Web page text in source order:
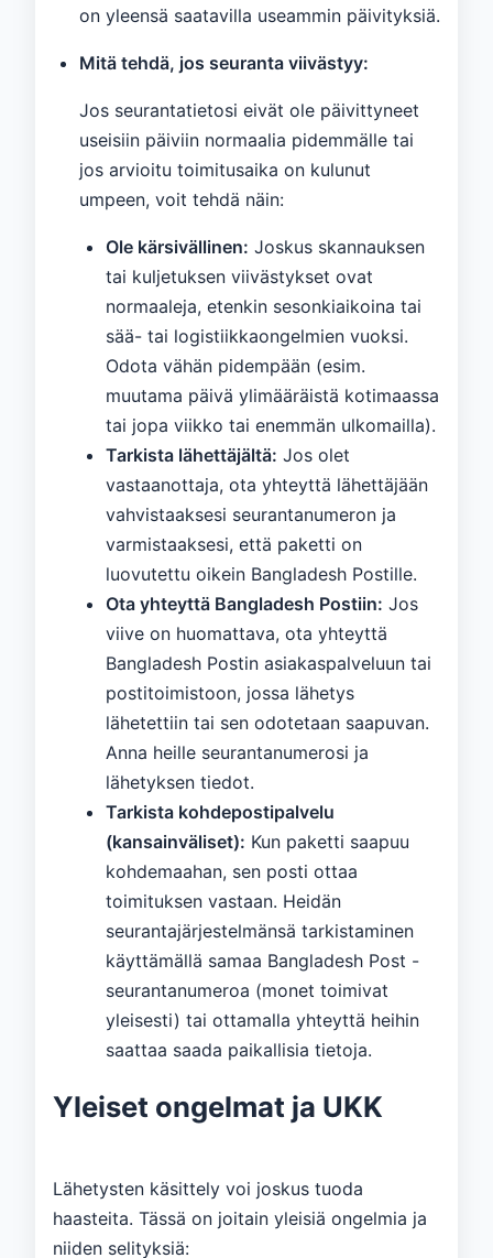
on yleensä saatavilla useammin päivityksiä.
Mitä tehdä, jos seuranta viivästyy:
Jos seurantatietosi eivät ole päivittyneet
useisiin päiviin normaalia pidemmälle tai
jos arvioitu toimitusaika on kulunut
umpeen, voit tehdä näin:
Ole kärsivällinen: Joskus skannauksen
tai kuljetuksen viivästykset ovat
normaaleja, etenkin sesonkiaikoina tai
sää- tai logistiikkaongelmien vuoksi.
Odota vähän pidempään (esim.
muutama päivä ylimääräistä kotimaassa
tai jopa viikko tai enemmän ulkomailla).
Tarkista lähettäjältä: Jos olet
vastaanottaja, ota yhteyttä lähettäjään
vahvistaaksesi seurantanumeron ja
varmistaaksesi, että paketti on
luovutettu oikein Bangladesh Postille.
Ota yhteyttä Bangladesh Postiin: Jos
viive on huomattava, ota yhteyttä
Bangladesh Postin asiakaspalveluun tai
postitoimistoon, jossa lähetys
lähetettiin tai sen odotetaan saapuvan.
Anna heille seurantanumerosi ja
lähetyksen tiedot.
Tarkista kohdepostipalvelu
(kansainväliset): Kun paketti saapuu
kohdemaahan, sen posti ottaa
toimituksen vastaan. Heidän
seurantajärjestelmänsä tarkistaminen
käyttämällä samaa Bangladesh Post -
seurantanumeroa (monet toimivat
yleisesti) tai ottamalla yhteyttä heihin
saattaa saada paikallisia tietoja.
Yleiset ongelmat ja UKK
Lähetysten käsittely voi joskus tuoda
haasteita. Tässä on joitain yleisiä ongelmia ja
niiden selityksiä: